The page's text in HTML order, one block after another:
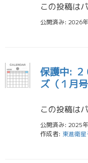
公開済み: 2026
保護中:
ズ（１月
公開済み: 2025
作成者: 東進衛